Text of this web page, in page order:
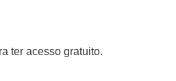
ter acesso gratuito.